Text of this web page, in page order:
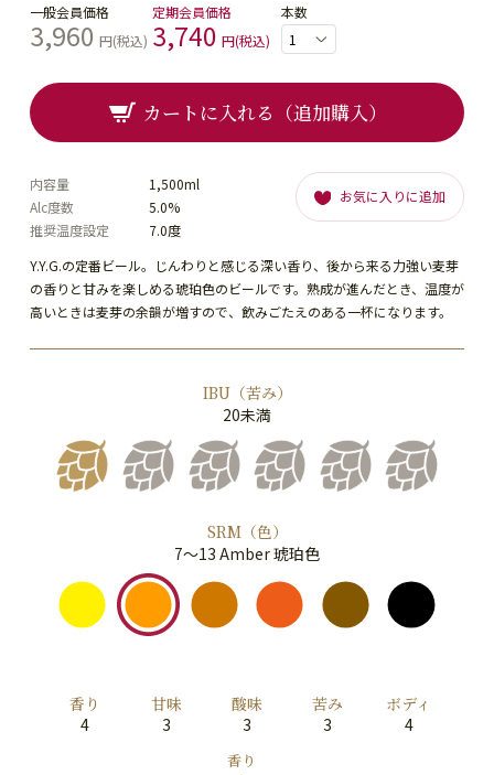
Y.Y.G.の定番ビール。じんわりと感じる深い香り、後から来る力強い麦芽
の香りと甘みを楽しめる琥珀色のビールです。熟成が進んだとき、温度が
高いときは麦芽の余韻が増すので、飲みごたえのある一杯になります。
一般会員価格
3,960 円(税込)
定期会員価格
3,740 円(税込)
本数
内容量
1,500ml
Alc度数
5.0%
推奨温度設定
7.0度
お気に入りに追加
カートに入れる（追加購入）
IBU（苦み）
20未満
SRM（色）
7～13 Amber 琥珀色
香り
4
甘味
3
酸味
3
苦み
3
ボディ
4